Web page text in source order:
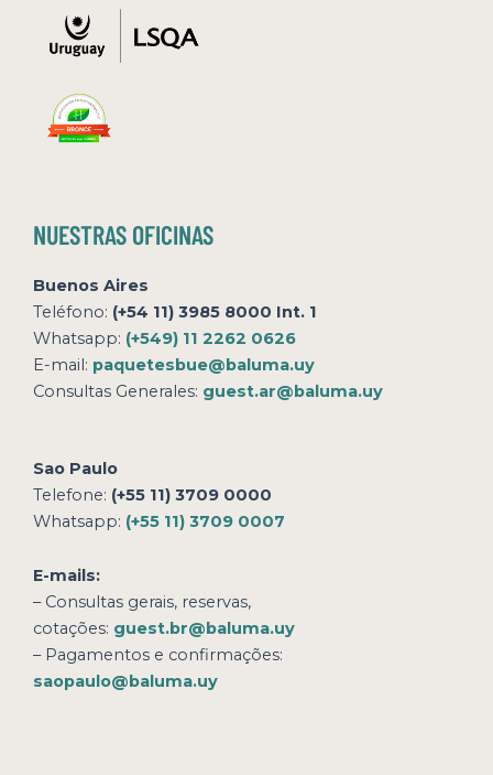
NUESTRAS OFICINAS
Buenos Aires
Teléfono: (+54 11) 3985 8000 Int. 1
Whatsapp: (+549) 11 2262 0626
E-mail: paquetesbue@baluma.uy
Consultas Generales: guest.ar@baluma.uy
Sao Paulo
Telefone: (+55 11) 3709 0000
Whatsapp: (+55 11) 3709 0007
E-mails:
– Consultas gerais, reservas,
cotações: guest.br@baluma.uy
– Pagamentos e confirmações:
saopaulo@baluma.uy